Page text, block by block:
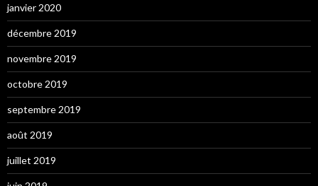
janvier 2020
décembre 2019
novembre 2019
octobre 2019
septembre 2019
août 2019
juillet 2019